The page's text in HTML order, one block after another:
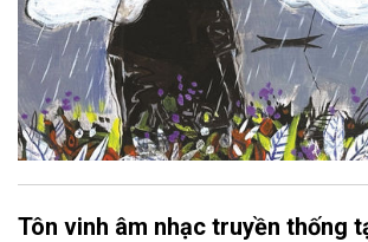
Tôn vinh âm nhạc truyền thống